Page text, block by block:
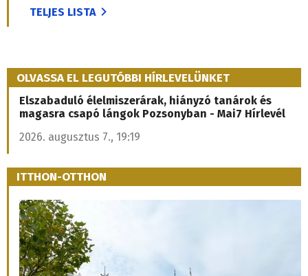
TELJES LISTA
OLVASSA EL LEGUTÓBBI HÍRLEVELÜNKET
Elszabaduló élelmiszerárak, hiányzó tanárok és
magasra csapó lángok Pozsonyban - Mai7 Hírlevél
2026. augusztus 7., 19:19
ITTHON-OTTHON